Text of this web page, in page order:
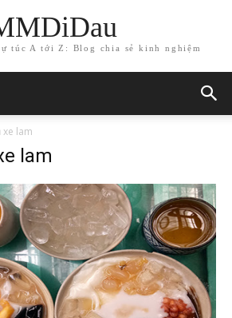
túc A tới Z: Blog chia sẻ kinh nghiệm
xe lam
lam